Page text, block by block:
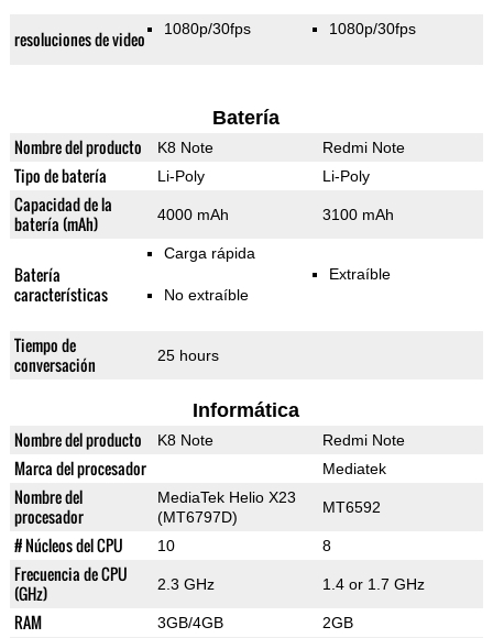
resoluciones de video 1080p/30fps 1080p/30fps
Batería
Nombre del producto K8 Note Redmi Note
Tipo de batería Li-Poly Li-Poly
Capacidad de la
batería (mAh)
4000 mAh 3100 mAh
Batería
características
Carga rápida
No extraíble
Extraíble
Tiempo de
conversación
25 hours
Informática
Nombre del producto K8 Note Redmi Note
Marca del procesador Mediatek
Nombre del
procesador
MediaTek Helio X23
(MT6797D)
MT6592
# Núcleos del CPU 10 8
Frecuencia de CPU
(GHz)
2.3 GHz 1.4 or 1.7 GHz
RAM 3GB/4GB 2GB